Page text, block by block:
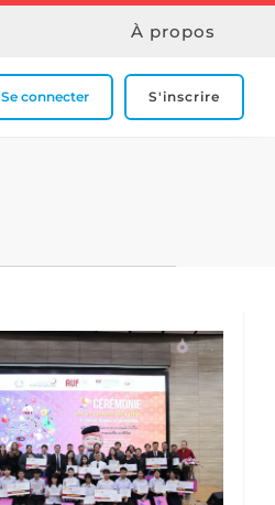
À propos
Se connecter S'inscrire